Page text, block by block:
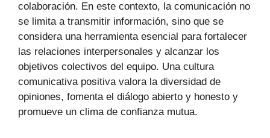
colaboración. En este contexto, la comunicación no
se limita a transmitir información, sino que se
considera una herramienta esencial para fortalecer
las relaciones interpersonales y alcanzar los
objetivos colectivos del equipo. Una cultura
comunicativa positiva valora la diversidad de
opiniones, fomenta el diálogo abierto y honesto y
promueve un clima de confianza mutua.